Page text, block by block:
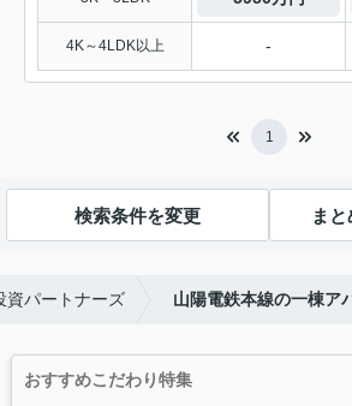
4K～4LDK以上 -
1
検索条件を変更 ま
資パートナーズ 山陽電鉄本線の一棟ア
おすすめこだわり特集